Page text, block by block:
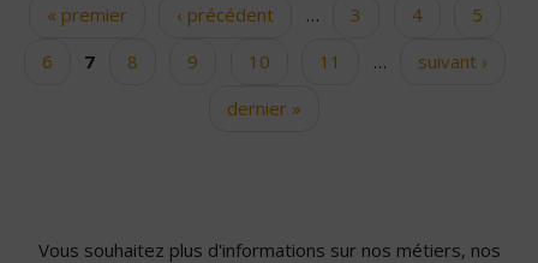
Pages« premier ‹ précédent … 3 4
5
6
7 8 9 10 11 …
suivant ›
dernier »
Vous souhaitez plus d'informations sur nos métiers, nos